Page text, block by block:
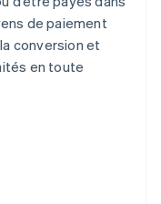
de paiement
conversion et
en toute